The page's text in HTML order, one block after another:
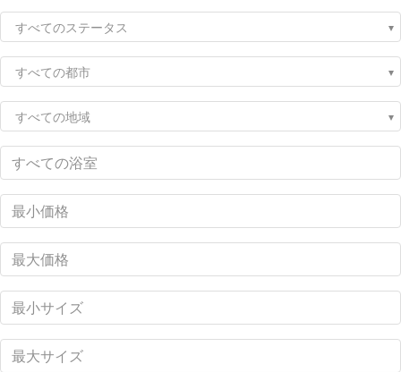
すべてのステータス
すべての都市
すべての地域